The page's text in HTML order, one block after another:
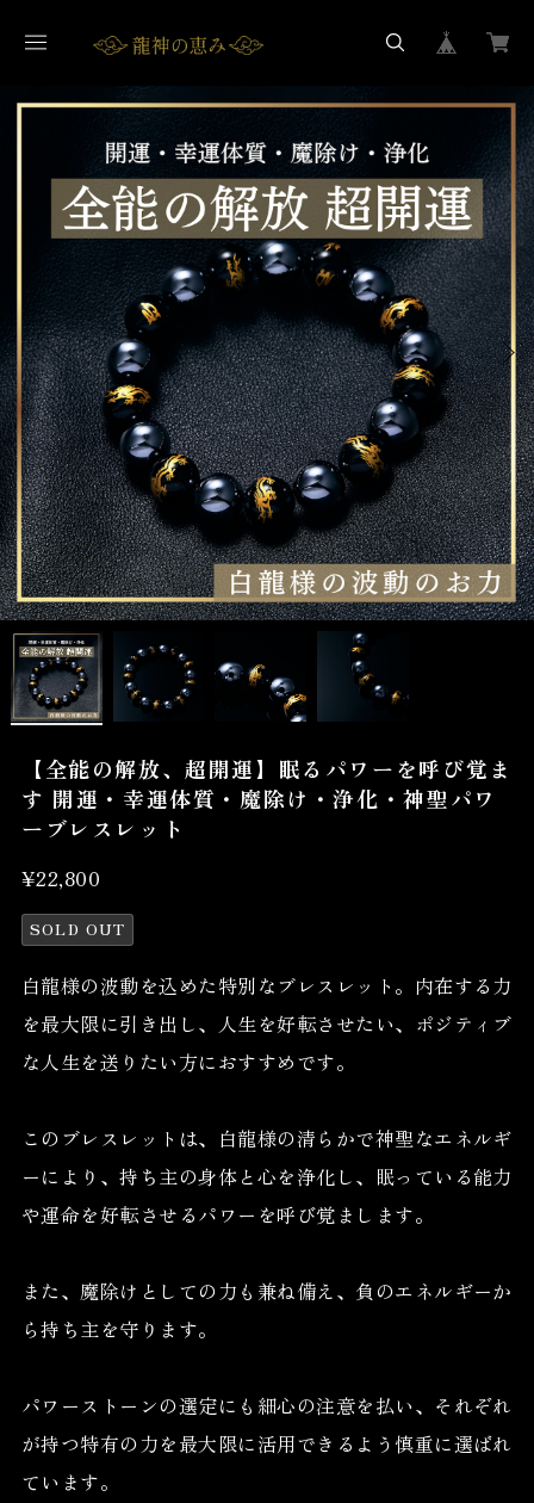
【全能の解放、超開運】眠るパワーを呼び覚ま
す 開運・幸運体質・魔除け・浄化・神聖パワ
ーブレスレット
¥22,800
SOLD OUT
白龍様の波動を込めた特別なブレスレット。内在する力
を最大限に引き出し、人生を好転させたい、ポジティブ
な人生を送りたい方におすすめです。
このブレスレットは、白龍様の清らかで神聖なエネルギ
ーにより、持ち主の身体と心を浄化し、眠っている能力
や運命を好転させるパワーを呼び覚まします。
また、魔除けとしての力も兼ね備え、負のエネルギーか
ら持ち主を守ります。
パワーストーンの選定にも細心の注意を払い、それぞれ
が持つ特有の力を最大限に活用できるよう慎重に選ばれ
ています。